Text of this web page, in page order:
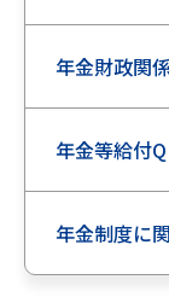
年金財政関
年金等給付
年金制度に